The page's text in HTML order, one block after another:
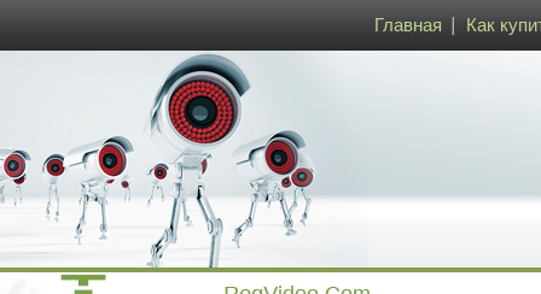
Главная Как